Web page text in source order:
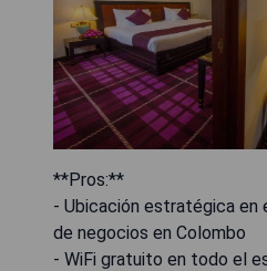
**Pros:**
- Ubicación estratégica en
de negocios en Colombo
- WiFi gratuito en todo el